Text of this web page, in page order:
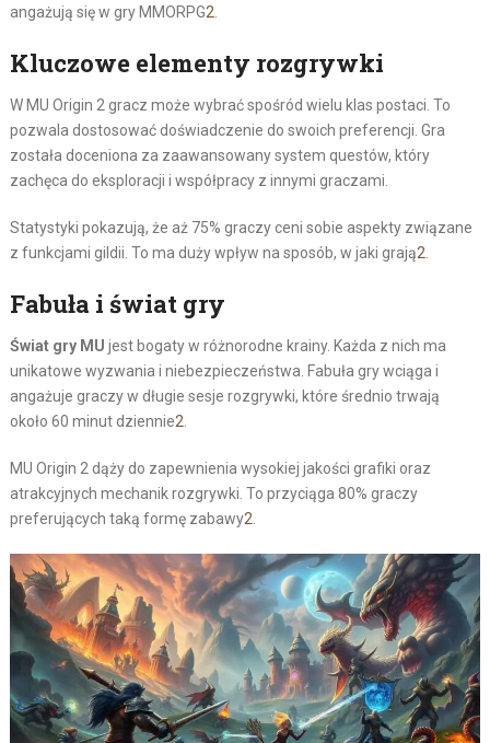
angażują się w gry MMORPG2.
Kluczowe elementy rozgrywki
W MU Origin 2 gracz może wybrać spośród wielu klas postaci. To
pozwala dostosować doświadczenie do swoich preferencji. Gra
została doceniona za zaawansowany system questów, który
zachęca do eksploracji i współpracy z innymi graczami.
Statystyki pokazują, że aż 75% graczy ceni sobie aspekty związane
z funkcjami gildii. To ma duży wpływ na sposób, w jaki grają2.
Fabuła i świat gry
Świat gry MU jest bogaty w różnorodne krainy. Każda z nich ma
unikatowe wyzwania i niebezpieczeństwa. Fabuła gry wciąga i
angażuje graczy w długie sesje rozgrywki, które średnio trwają
około 60 minut dziennie2.
MU Origin 2 dąży do zapewnienia wysokiej jakości grafiki oraz
atrakcyjnych mechanik rozgrywki. To przyciąga 80% graczy
preferujących taką formę zabawy2.